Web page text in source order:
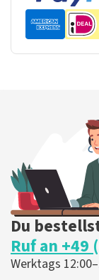
Du
Ruf an +49
Werktags